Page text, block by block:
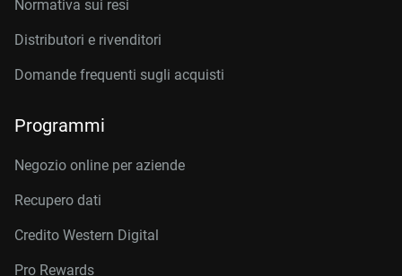
Normativa sui resi
Distributori e rivenditori
Domande frequenti sugli acquisti
Programmi
Negozio online per aziende
Recupero dati
Credito Western Digital
Pro Rewards